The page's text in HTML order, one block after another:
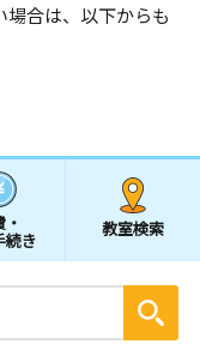
合は、以下からも
続き
教室検索